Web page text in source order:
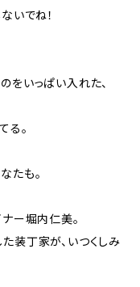
いでね！
をいっぱい入れた、
る。
たも。
ナー堀内仁美。
装丁家が、いつくしみ